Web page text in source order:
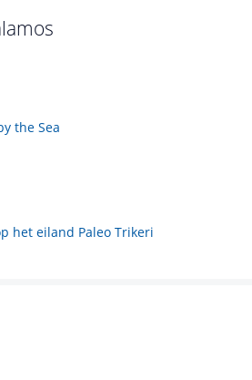
the Sea
het eiland Paleo Trikeri